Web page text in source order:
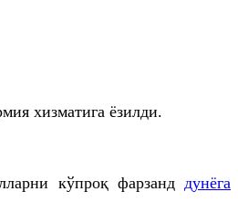
хизматига ёзилди.
кўпроқ фарзанд дунёга